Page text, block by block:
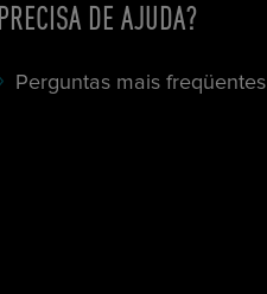
PRECISA DE AJUDA?
Perguntas mais freqüentes